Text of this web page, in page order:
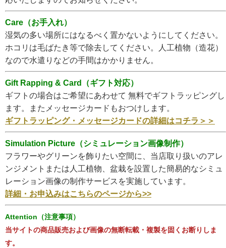
Care（お手入れ）
湿気の多い場所にはなるべく置かないようにしてください。
ホコリは毛ばたき等で除去してください。人工植物（造花）
なので水遣りなどの手間はかかりません。
Gift Rapping & Card（ギフト対応）
ギフトの場合はご希望にあわせて 無料でギフトラッピングし
ます。またメッセージカードもおつけします。
ギフトラッピング・メッセージカードの詳細はコチラ＞＞
Simulation Picture（シミュレーション画像制作）
フラワーやグリーンを飾りたい空間に、当店取り扱いのアレ
ンジメントまたは人工植物、盆栽を設置した簡易的なシミュ
レーション画像の制作サービスを実施しています。
詳細・お申込みはこちらのページから>>
Attention（注意事項）
当サイトの商品販売および画像の無断転載・複製を固くお断りしま
す。